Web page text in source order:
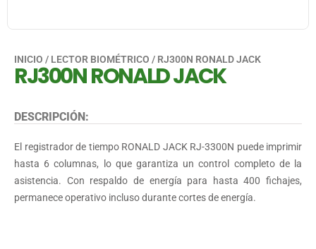
INICIO / LECTOR BIOMÉTRICO / RJ300N RONALD JACK
RJ300N RONALD JACK
DESCRIPCIÓN:
El registrador de tiempo RONALD JACK RJ-3300N puede imprimir
hasta 6 columnas, lo que garantiza un control completo de la
asistencia. Con respaldo de energía para hasta 400 fichajes,
permanece operativo incluso durante cortes de energía.